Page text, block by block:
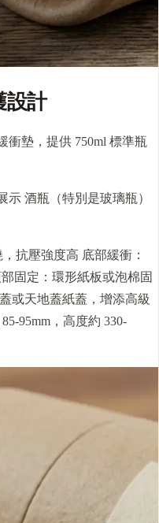
設計
衝墊，提供 750ml 標準瓶
酒瓶（特別是玻璃瓶）
抗壓強度高 底部緩衝：
固定：環形紙板或泡棉固
或天地蓋紙蓋，增添高級
95mm，高度約 330-